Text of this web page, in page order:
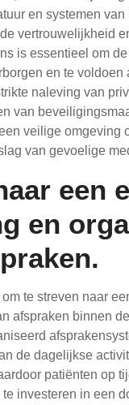
en systemen
vertrouwelijkheid
is essentieel om
en te voldoen
naleving van
van
veilige omgeving
van gevoelige
een
en
te streven naar
afspraken binnen
de dagelijkse
patiënten op
investeren in een